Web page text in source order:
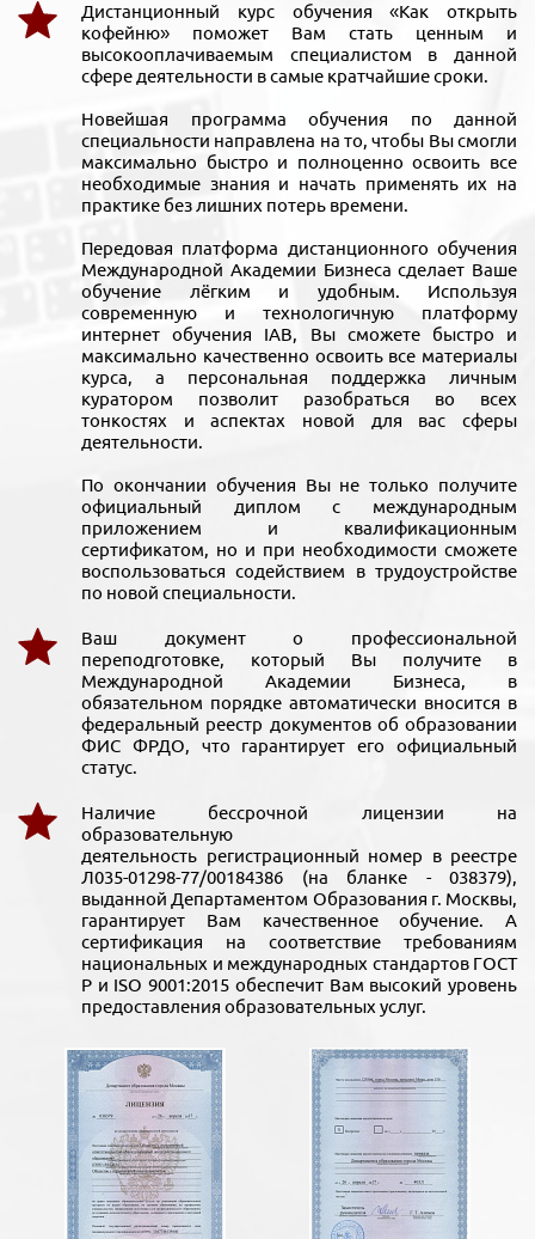
Дистанционный курс обучения «Как открыть
кофейню» поможет Вам стать ценным и
высокооплачиваемым специалистом в данной
сфере деятельности в самые кратчайшие сроки.
Новейшая программа обучения по данной
специальности направлена на то, чтобы Вы смогли
максимально быстро и полноценно освоить все
необходимые знания и начать применять их на
практике без лишних потерь времени.
Передовая платформа дистанционного обучения
Международной Академии Бизнеса сделает Ваше
обучение лёгким и удобным. Используя
современную и технологичную платформу
интернет обучения IAB, Вы сможете быстро и
максимально качественно освоить все материалы
курса, а персональная поддержка личным
куратором позволит разобраться во всех
тонкостях и аспектах новой для вас сферы
деятельности.
По окончании обучения Вы не только получите
официальный диплом с международным
приложением и квалификационным
сертификатом, но и при необходимости сможете
воспользоваться содействием в трудоустройстве
по новой специальности.
Ваш документ о профессиональной
переподготовке, который Вы получите в
Международной Академии Бизнеса, в
обязательном порядке автоматически вносится в
федеральный реестр документов об образовании
ФИС ФРДО, что гарантирует его официальный
статус.
Наличие бессрочной лицензии на
образовательную
деятельность регистрационный номер в реестре
Л035-01298-77/00184386 (на бланке - 038379),
выданной Департаментом Образования г. Москвы,
гарантирует Вам качественное обучение. А
сертификация на соответствие требованиям
национальных и международных стандартов ГОСТ
Р и ISO 9001:2015 обеспечит Вам высокий уровень
предоставления образовательных услуг.